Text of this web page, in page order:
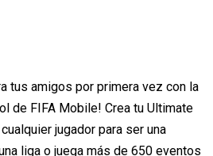
tus amigos por primera vez con la
de FIFA Mobile! Crea tu Ultimate
jugador para ser una
liga o juega más de 650 eventos